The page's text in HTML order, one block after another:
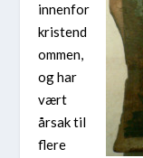
innenfor
kristend
ommen,
og har
vært
årsak til
flere